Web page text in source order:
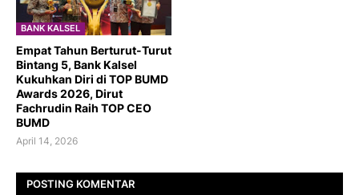
BANK KALSEL
Empat Tahun Berturut-Turut
Bintang 5, Bank Kalsel
Kukuhkan Diri di TOP BUMD
Awards 2026, Dirut
Fachrudin Raih TOP CEO
BUMD
April 14, 2026
POSTING KOMENTAR